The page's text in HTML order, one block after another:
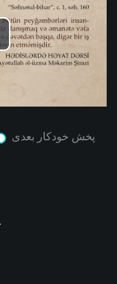
پخش خودکار بعدی